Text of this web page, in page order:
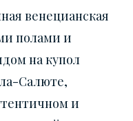
венецианская
полами и
на купол
Салюте,
и